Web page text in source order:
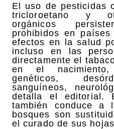
El uso de pesticidas
tricloroetano y
orgánicos
prohibidos en
efectos en la salud
incluso en las
directamente el
en el nacimiento,
genéticos,
sanguíneos,
detalla el editorial.
también conduce a
bosques son
el curado de sus